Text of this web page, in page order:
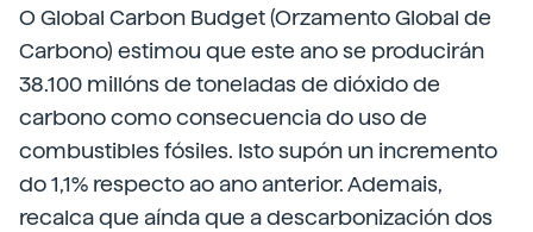
O Global Carbon Budget (Orzamento Global de
Carbono) estimou que este ano se producirán
38.100 millóns de toneladas de dióxido de
carbono como consecuencia do uso de
combustibles fósiles. Isto supón un incremento
do 1,1% respecto ao ano anterior. Ademais,
recalca que aínda que a descarbonización dos